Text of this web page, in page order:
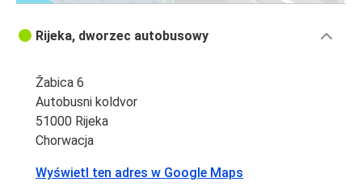
Rijeka, dworzec autobusowy
Žabica 6
Autobusni koldvor
51000 Rijeka
Chorwacja
Wyświetl ten adres w Google Maps